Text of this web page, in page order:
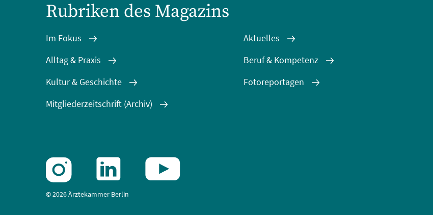
Rubriken des Magazins
Im Fokus
Aktuelles
Alltag & Praxis
Beruf & Kompetenz
Kultur & Geschichte
Fotoreportagen
Mitgliederzeitschrift (Archiv)
© 2026 Ärztekammer Berlin